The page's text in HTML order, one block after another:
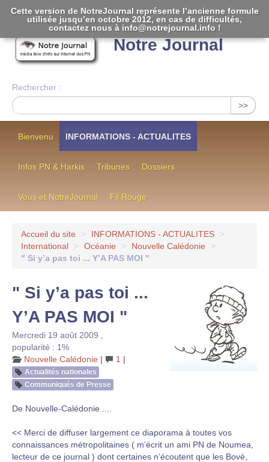
Notre Journal
Rechercher :
>>
Bienvenu INFORMATIONS - ACTUALITES
Infos PN & Harkis Tribunes Dossiers
Vous et NotreJournal Fil Rouge
Accueil du site > INFORMATIONS - ACTUALITES
>
International
> Océanie > Nouvelle Calédonie
>
" Si y’a pas toi ... Y’A PAS MOI "
" Si y’a pas toi ...
Y’A PAS MOI "
Mercredi 19 août 2009
popularité : 1%
Nouvelle Calédonie | 1 |
Actualités nationales
Communiqués de Presse
De Nouvelle-Calédonie ....
<< Merci de diffuser largement ce diaporama à toutes vos
connaissances métropolitaines ( m’écrit un ami PN de Noumea,
lecteur de ce journal ) dont certaines n’écoutent que les Bové,
Cette version de NotreJournal représente l’ancienne formule
utilisée jusqu’en octobre 2012, en cas de difficultés,
contactez nous à info@notrejournal.info !